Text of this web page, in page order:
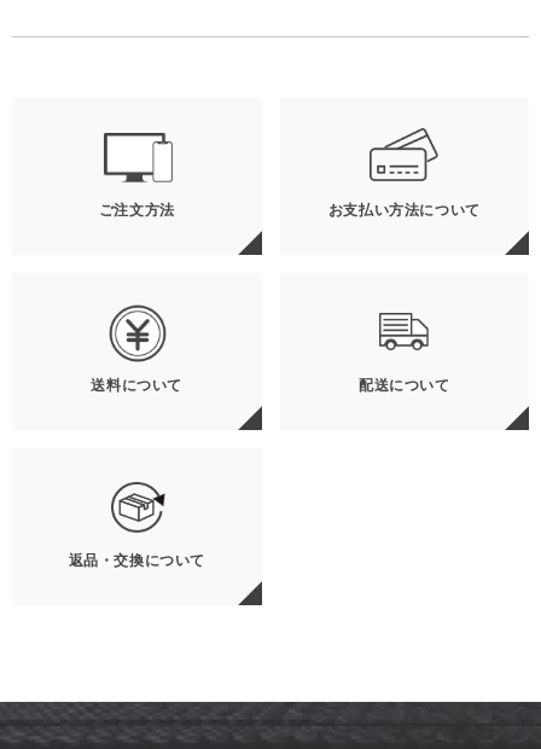
ご注文方法 お支払い方法について
送料について 配送について
返品・交換について